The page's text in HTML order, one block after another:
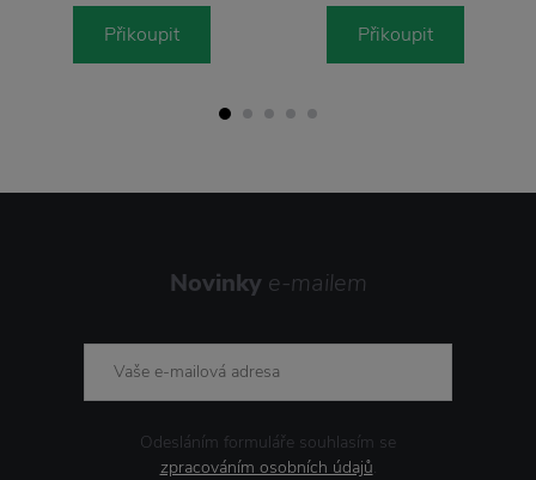
Přikoupit Přikoupit
Novinky e-mailem
Odesláním formuláře souhlasím se
zpracováním osobních údajů.